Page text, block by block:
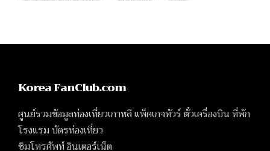
Korea FanClub.com
ศูนย์รวมข้อมูลท่องเที่ยวเกาหลี แพ็คเกจทัวร์ ตั๋วเครื่องบิน ที่พัก
โรงแรม บัตรท่องเที่ยว
ซิมโทรศัพท์ อินเตอร์เน็ต